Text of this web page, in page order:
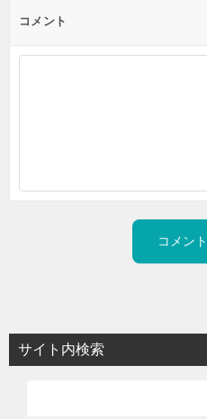
コメント
サイト内検索